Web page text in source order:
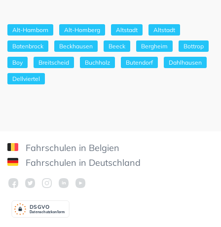
Alt-Hamborn Alt-Homberg Altstadt Altstadt
Batenbrock Beckhausen Beeck Bergheim Bottrop
Boy Breitscheid Buchholz Butendorf Dahlhausen
Dellviertel
Fahrschulen in Belgien
Fahrschulen in Deutschland
Datenschutzkonform
DSGVO